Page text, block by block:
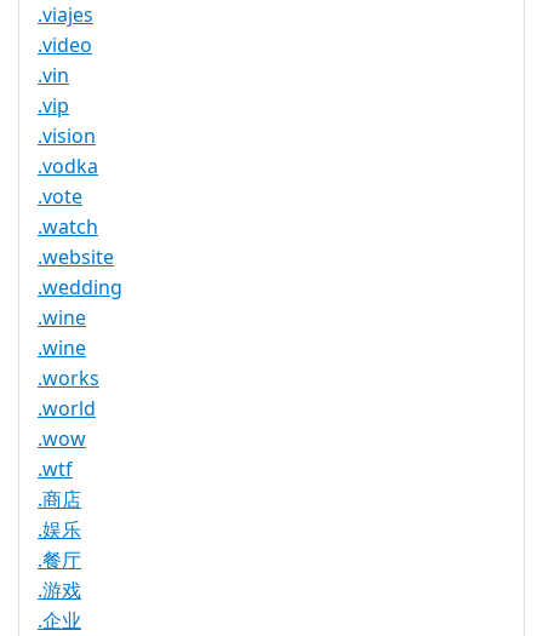
.viajes
.video
.vin
.vip
.vision
.vodka
.vote
.watch
.website
.wedding
.wine
.wine
.works
.world
.wow
.wtf
.商店
.娱乐
.餐厅
.游戏
.企业